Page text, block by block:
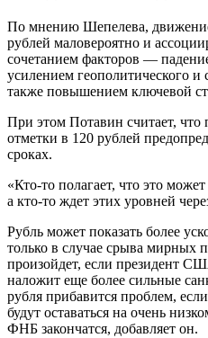
По мнению Шепелева,
рублей маловероятно и
сочетанием факторов —
усилением геополитического и
также повышением ключевой
При этом Потавин считает,
отметки в 120 рублей
сроках.
«Кто-то полагает, что это
а кто-то ждет этих уровней
Рубль может показать более
только в случае срыва мирных
произойдет, если президент
наложит еще более сильные
рубля прибавится проблем,
будут оставаться на очень
ФНБ закончатся, добавляет он.